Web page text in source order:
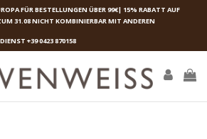
FÜR BESTELLUNGEN ÜBER 99€| 15% RABATT AUF
31.08 NICHT KOMBINIERBAR MIT ANDEREN
+39 0423 870158